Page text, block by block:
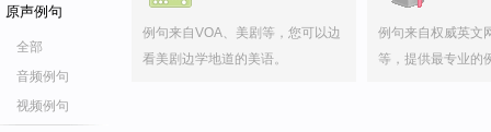
原声例句
全部
音频例句
视频例句
例句来自VOA、美剧等，您可以边
看美剧边学地道的美语。
例句来自权威英文
等，提供最专业的